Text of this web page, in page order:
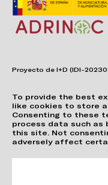
To provide the best
like cookies to store
Consenting to these
process data such as
this site. Not
adversely affect
Proyecto de I+D (IDI-